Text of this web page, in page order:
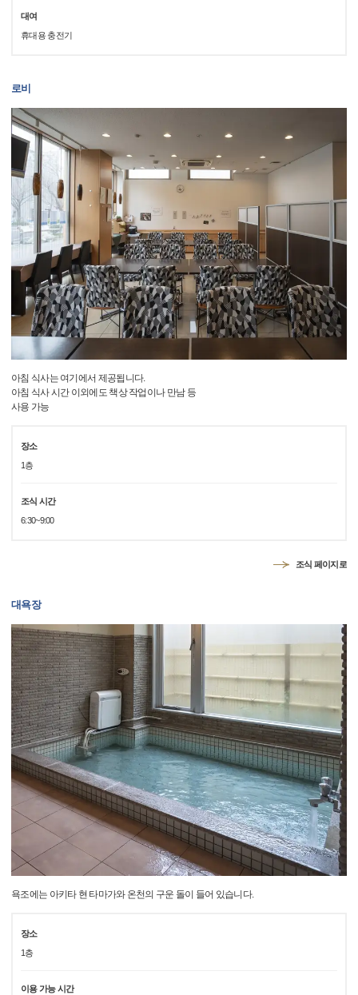
대여
휴대용 충전기
로비
아침 식사는 여기에서 제공됩니다.
아침 식사 시간 이외에도 책상 작업이나 만남 등
사용 가능
장소
1층
조식 시간
6:30~9:00
조식 페이지로
대욕장
욕조에는 아키타 현 타마가와 온천의 구운 돌이 들어 있습니다.
장소
1층
이용 가능 시간